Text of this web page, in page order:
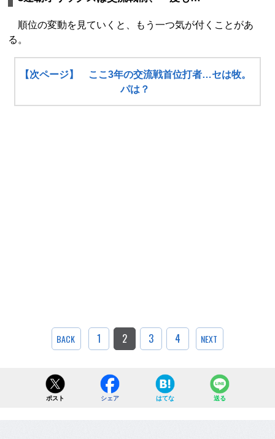
順位の変動を見ていくと、もう一つ気が付くことがあ
る。
【次ページ】 ここ3年の交流戦首位打者…セは牧。
パは？
BACK 1 2 3 4 NEXT
ポスト シェア はてな 送る